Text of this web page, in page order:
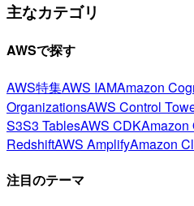
主なカテゴリ
AWSで探す
AWS特集AWS IAMAmazon
OrganizationsAWS Control
S3S3 TablesAWS CDKAmazon
RedshiftAWS AmplifyAmazon
注目のテーマ